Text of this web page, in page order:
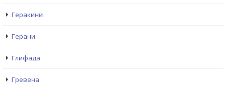
Геракини
Герани
Глифада
Гревена